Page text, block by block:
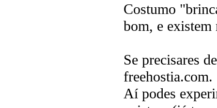
Costumo
bom, e existem
Se precisares
freehostia.com.
Aí podes